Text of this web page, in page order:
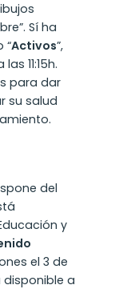
Sí ha
“Activos”,
11:15h.
para dar
su salud
del
y
el 3 de
a